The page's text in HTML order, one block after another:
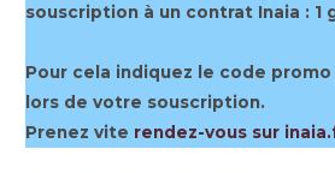
souscription à un contrat Inaia : 1
Pour cela indiquez le code promo
lors de votre souscription.
Prenez vite rendez-vous sur